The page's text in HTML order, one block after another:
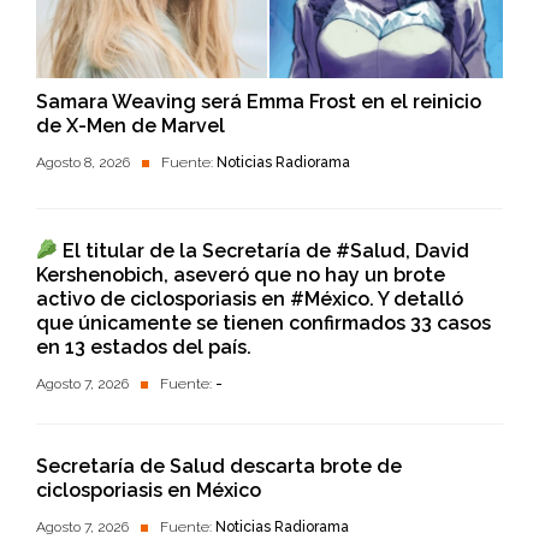
Samara Weaving será Emma Frost en el reinicio
de X-Men de Marvel
Agosto 8, 2026 Fuente: Noticias Radiorama
El titular de la Secretaría de #Salud, David
Kershenobich, aseveró que no hay un brote
activo de ciclosporiasis en #México. Y detalló
que únicamente se tienen confirmados 33 casos
en 13 estados del país.
Agosto 7, 2026 Fuente: -
Secretaría de Salud descarta brote de
ciclosporiasis en México
Agosto 7, 2026 Fuente: Noticias Radiorama